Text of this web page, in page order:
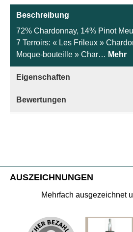
Beschreibung
72% Chardonnay, 14% Pinot
7 Terroirs: « Les Frileux »
Moque-bouteille » Char… Mehr
Eigenschaften
Bewertungen
AUSZEICHNUNGEN
Mehrfach ausgezeichnet